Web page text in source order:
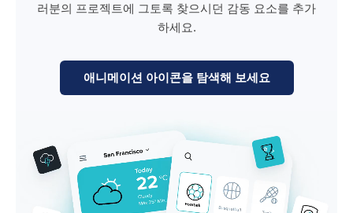
러분의 프로젝트에 그토록 찾으시던 감동 요소를 추가
하세요.
애니메이션 아이콘을 탐색해 보세요